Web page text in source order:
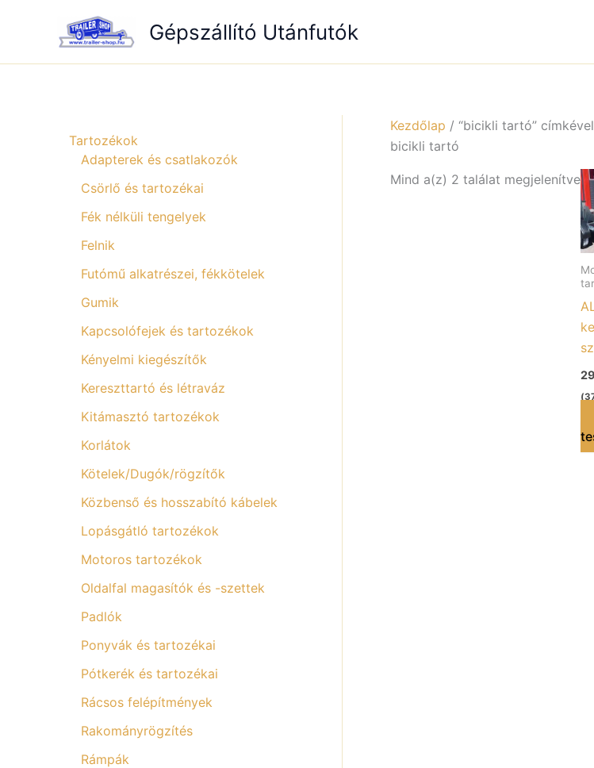
Gépszállító Utánfutók
Tartozékok
Adapterek és csatlakozók
Csörlő és tartozékai
Fék nélküli tengelyek
Felnik
Futómű alkatrészei, fékkötelek
Gumik
Kapcsolófejek és tartozékok
Kényelmi kiegészítők
Kereszttartó és létraváz
Kitámasztó tartozékok
Korlátok
Kötelek/Dugók/rögzítők
Közbenső és hosszabító kábelek
Lopásgátló tartozékok
Motoros tartozékok
Oldalfal magasítók és -szettek
Padlók
Ponyvák és tartozékai
Pótkerék és tartozékai
Rácsos felépítmények
Rakományrögzítés
Rámpák
Kezdőlap / “bicikli tartó”
bicikli tartó
Mind a(z) 2 találat megjelenítve
(